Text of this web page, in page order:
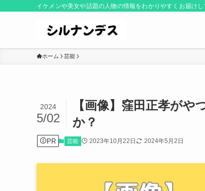
イケメンや美女や話題の人物の情報をわかりやすくお届け
ホーム 芸能
【画像】窪田正孝が
か？
2024
5/02
PR 芸能 2023年10月22日 2024年5月2日